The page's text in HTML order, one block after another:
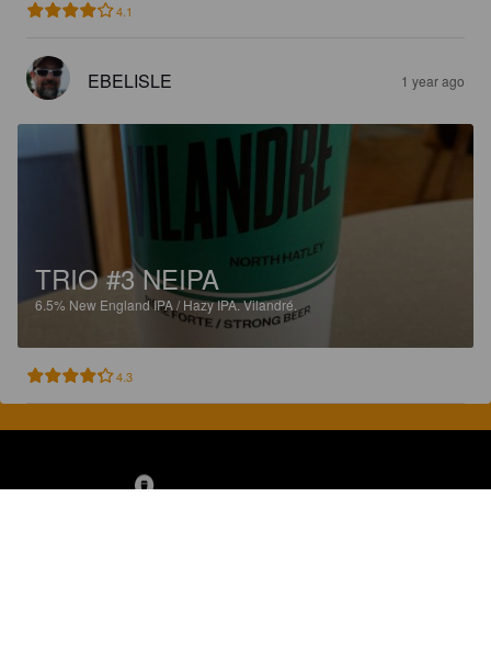
4.1
EBELISLE 1 year ago
TRIO #3 NEIPA
6.5% New England IPA / Hazy IPA.Vilandré.
4.3